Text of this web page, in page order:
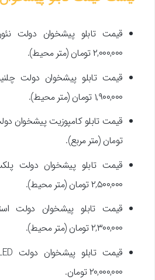
۲,۰۰۰,۰۰۰ تومان (متر محیط).
۱,۹۰۰,۰۰۰ تومان (متر محیط).
تومان (متر مربع).
۲,۵۰۰,۰۰۰ تومان (متر محیط).
۲,۳۰۰,۰۰۰ تومان (متر محیط).
۲۰,۰۰۰,۰۰۰ تومان.